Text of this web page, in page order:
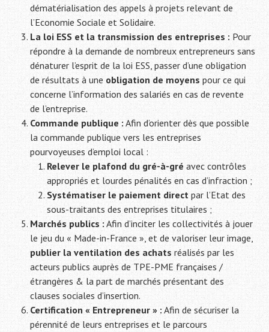
dématérialisation des appels à projets relevant de
l’Economie Sociale et Solidaire.
La loi ESS et la transmission des entreprises : Pour
répondre à la demande de nombreux entrepreneurs sans
dénaturer l’esprit de la loi ESS, passer d’une obligation
de résultats à une obligation de moyens pour ce qui
concerne l’information des salariés en cas de revente
de l’entreprise.
Commande publique : Afin d’orienter dès que possible
la commande publique vers les entreprises
pourvoyeuses d’emploi local :
Relever le plafond du gré-à-gré avec contrôles
appropriés et lourdes pénalités en cas d’infraction ;
Systématiser le paiement direct par l’Etat des
sous-traitants des entreprises titulaires ;
Marchés publics : Afin d’inciter les collectivités à jouer
le jeu du « Made-in-France », et de valoriser leur image,
publier la ventilation des achats réalisés par les
acteurs publics auprès de TPE-PME françaises /
étrangères & la part de marchés présentant des
clauses sociales d’insertion.
Certification « Entrepreneur » : Afin de sécuriser la
pérennité de leurs entreprises et le parcours